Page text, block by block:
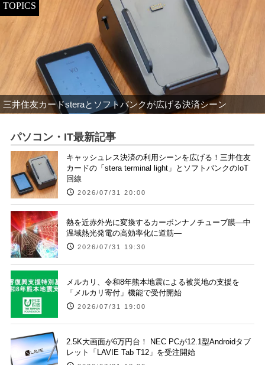
TOPICS
三井住友カードsteraとソフトバンクが広げる決済シーン
パソコン・IT最新記事
キャッシュレス決済の利用シーンを広げる！三井住友
カードの「stera terminal light」とソフトバンクのIoT
回線
2026/07/31 20:00
熱を近赤外光に変換するカーボンナノチューブ膜―中
温域熱光発電の高効率化に道筋―
2026/07/31 19:30
メルカリ、令和8年熊本地震による被災地の支援を
「メルカリ寄付」機能で受付開始
2026/07/31 19:00
2.5K大画面が6万円台！ NEC PCが12.1型Androidタブ
レット「LAVIE Tab T12」を受注開始